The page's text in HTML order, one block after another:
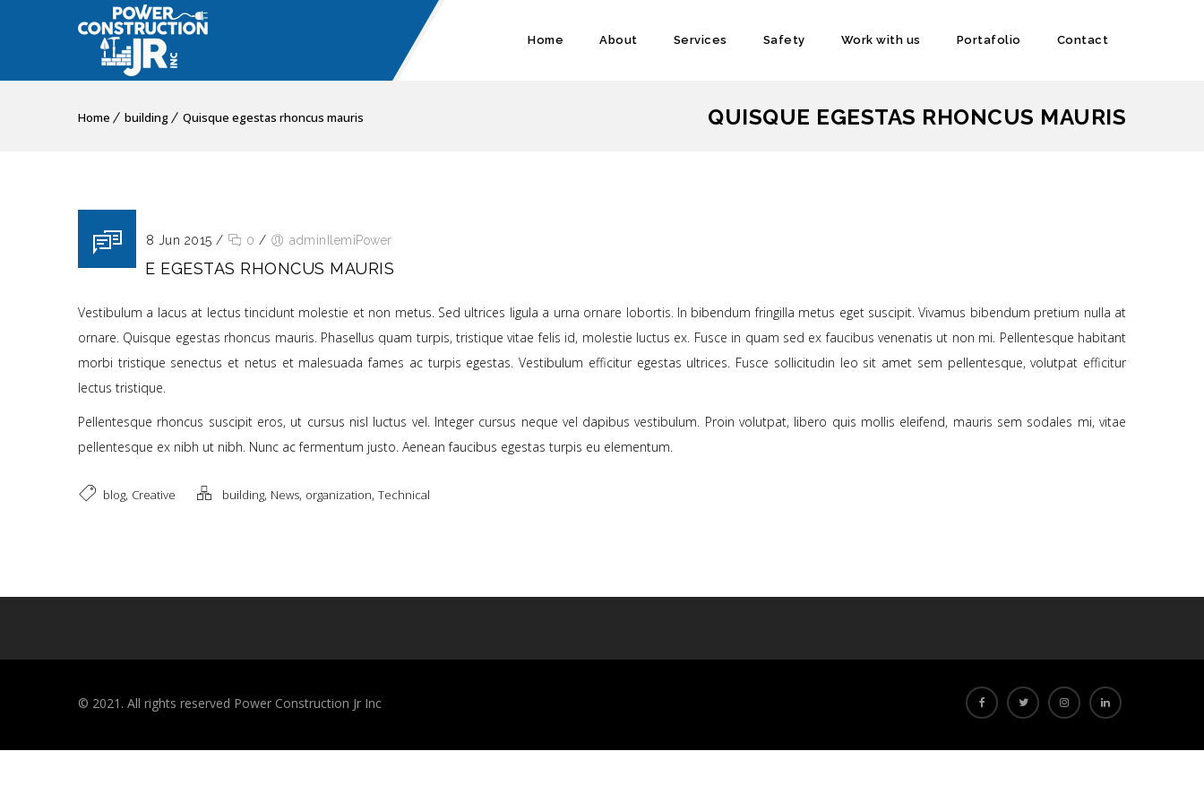
Home About Services Safety Work with us Portafolio Contact
QUISQUE EGESTAS RHONCUS MAURIS
Home building Quisque egestas rhoncus mauris
Posted on 18 Jun 2015 / 0 / adminIlemiPower
QUISQUE EGESTAS RHONCUS MAURIS
Vestibulum a lacus at lectus tincidunt molestie et non metus. Sed ultrices ligula a urna ornare lobortis. In bibendum fringilla metus eget suscipit. Vivamus bibendum pretium nulla at
ornare. Quisque egestas rhoncus mauris. Phasellus quam turpis, tristique vitae felis id, molestie luctus ex. Fusce in quam sed ex faucibus venenatis ut non mi. Pellentesque habitant
morbi tristique senectus et netus et malesuada fames ac turpis egestas. Vestibulum efficitur egestas ultrices. Fusce sollicitudin leo sit amet sem pellentesque, volutpat efficitur
lectus tristique.
Pellentesque rhoncus suscipit eros, ut cursus nisl luctus vel. Integer cursus neque vel dapibus vestibulum. Proin volutpat, libero quis mollis eleifend, mauris sem sodales mi, vitae
pellentesque ex nibh ut nibh. Nunc ac fermentum justo. Aenean faucibus egestas turpis eu elementum.
blog, Creative building, News, organization, Technical
©️ 2021. All rights reserved Power Construction Jr Inc